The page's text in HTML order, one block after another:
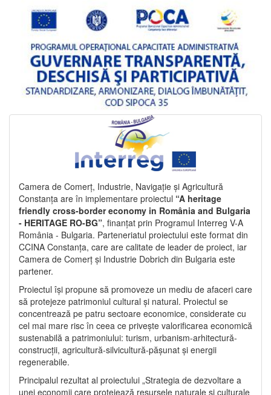
Camera de Comerț, Industrie, Navigație și Agricultură
Constanța are în implementare proiectul “A heritage
friendly cross-border economy in România and Bulgaria
- HERITAGE RO-BG”, finanțat prin Programul Interreg V-A
România - Bulgaria. Parteneriatul proiectului este format din
CCINA Constanța, care are calitate de leader de proiect, iar
Camera de Comerț și Industrie Dobrich din Bulgaria este
partener.
Proiectul își propune să promoveze un mediu de afaceri care
să protejeze patrimoniul cultural și natural. Proiectul se
concentrează pe patru sectoare economice, considerate cu
cel mai mare risc în ceea ce privește valorificarea economică
sustenabilă a patrimoniului: turism, urbanism-arhitectură-
construcții, agricultură-silvicultură-pășunat și energii
regenerabile.
Principalul rezultat al proiectului „Strategia de dezvoltare a
unei economii care protejează resursele naturale și culturale